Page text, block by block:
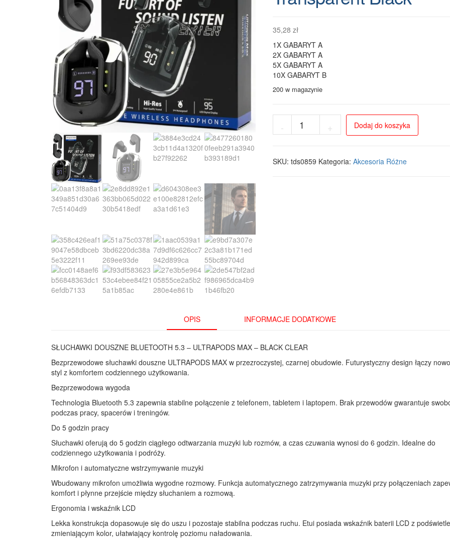
35,28 zł
1X GABARYT A
2X GABARYT A
5X GABARYT A
10X GABARYT B
200 w magazynie
-
Słuchawki
5.3
+ Dodaj do koszyka
SKU: tds0859 Kategoria: Akcesoria Różne
OPIS INFORMACJE DODATKOWE
SŁUCHAWKI DOUSZNE BLUETOOTH 5.3 – ULTRAPODS MAX – BLACK CLEAR
Bezprzewodowe słuchawki douszne ULTRAPODS MAX w przezroczystej, czarnej obudowie. Futurystyczny design łączy
styl z komfortem codziennego użytkowania.
Bezprzewodowa wygoda
Technologia Bluetooth 5.3 zapewnia stabilne połączenie z telefonem, tabletem i laptopem. Brak przewodów gwarantuje
podczas pracy, spacerów i treningów.
Do 5 godzin pracy
Słuchawki oferują do 5 godzin ciągłego odtwarzania muzyki lub rozmów, a czas czuwania wynosi do 6 godzin. Idealne do
codziennego użytkowania i podróży.
Mikrofon i automatyczne wstrzymywanie muzyki
Wbudowany mikrofon umożliwia wygodne rozmowy. Funkcja automatycznego zatrzymywania muzyki przy połączeniach
komfort i płynne przejście między słuchaniem a rozmową.
Ergonomia i wskaźnik LCD
Lekka konstrukcja dopasowuje się do uszu i pozostaje stabilna podczas ruchu. Etui posiada wskaźnik baterii LCD z
zmieniającym kolor, ułatwiający kontrolę poziomu naładowania.